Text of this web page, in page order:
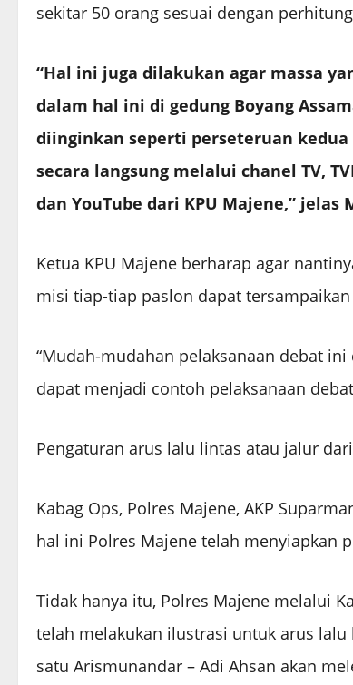
sekitar 50 orang sesuai dengan
“Hal ini juga dilakukan agar massa
dalam hal ini di gedung Boyang
diinginkan seperti perseteruan
secara langsung melalui chanel TV,
dan YouTube dari KPU Majene,” jelas
Ketua KPU Majene berharap agar
misi tiap-tiap paslon dapat
“Mudah-mudahan pelaksanaan debat
dapat menjadi contoh pelaksanaan
Pengaturan arus lalu lintas atau jalur
Kabag Ops, Polres Majene, AKP
hal ini Polres Majene telah menyiapkan
Tidak hanya itu, Polres Majene melalui
telah melakukan ilustrasi untuk arus
satu Arismunandar – Adi Ahsan akan